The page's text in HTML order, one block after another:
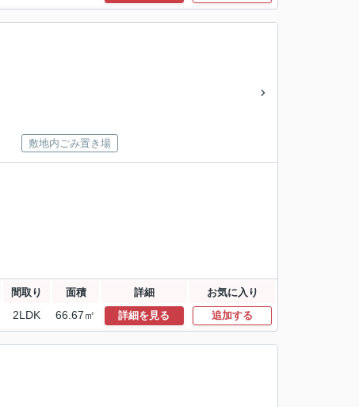
敷地内ごみ置き場
間取り 面積 詳細 お気に入り
2LDK 66.67㎡ 詳細を見る 追加する